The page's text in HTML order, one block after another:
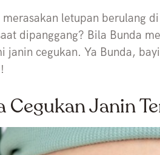
merasakan letupan berulang
dipanggang? Bila Bunda
janin cegukan. Ya Bunda,
Cegukan Janin